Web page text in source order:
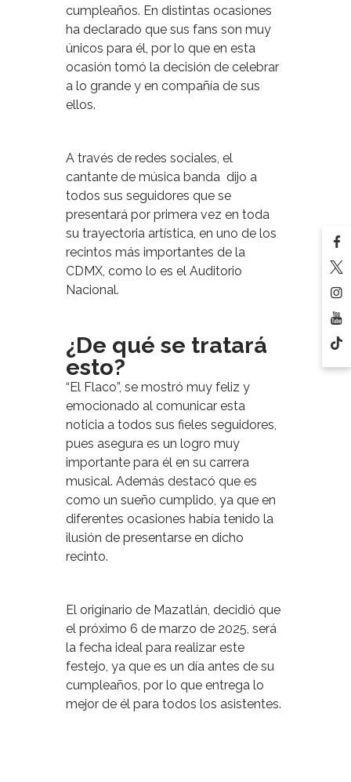
cumpleaños. En distintas ocasiones
ha declarado que sus fans son muy
únicos para él, por lo que en esta
ocasión tomó la decisión de celebrar
a lo grande y en compañía de sus
ellos.
A través de redes sociales, el
cantante de música banda dijo a
todos sus seguidores que se
presentará por primera vez en toda
su trayectoria artística, en uno de los
recintos más importantes de la
CDMX, como lo es el Auditorio
Nacional.
¿De qué se tratará
esto?
“El Flaco”, se mostró muy feliz y
emocionado al comunicar esta
noticia a todos sus fieles seguidores,
pues asegura es un logro muy
importante para él en su carrera
musical. Además destacó que es
como un sueño cumplido, ya que en
diferentes ocasiones había tenido la
ilusión de presentarse en dicho
recinto.
El originario de Mazatlán, decidió que
el próximo 6 de marzo de 2025, será
la fecha ideal para realizar este
festejo, ya que es un día antes de su
cumpleaños, por lo que entrega lo
mejor de él para todos los asistentes.